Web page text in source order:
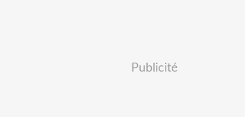
Publicité